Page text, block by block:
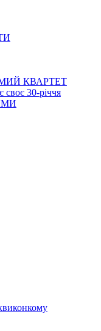
КВАРТЕТ
своє 30-річчя